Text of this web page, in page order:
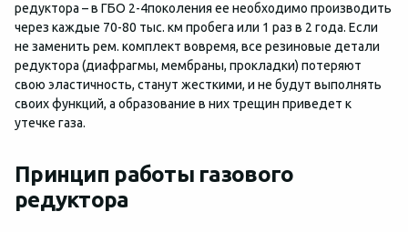
редуктора – в ГБО 2-4поколения ее необходимо производить
через каждые 70-80 тыс. км пробега или 1 раз в 2 года. Если
не заменить рем. комплект вовремя, все резиновые детали
редуктора (диафрагмы, мембраны, прокладки) потеряют
свою эластичность, станут жесткими, и не будут выполнять
своих функций, а образование в них трещин приведет к
утечке газа.
Принцип работы газового
редуктора